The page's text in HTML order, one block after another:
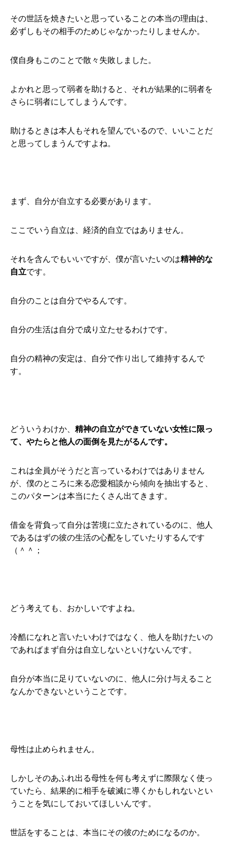
その世話を焼きたいと思っていることの本当の理由は、
必ずしもその相手のためじゃなかったりしませんか。
僕自身もこのことで散々失敗しました。
よかれと思って弱者を助けると、それが結果的に弱者を
さらに弱者にしてしまうんです。
助けるときは本人もそれを望んでいるので、いいことだ
と思ってしまうんですよね。
まず、自分が自立する必要があります。
ここでいう自立は、経済的自立ではありません。
それを含んでもいいですが、僕が言いたいのは精神的な
自立です。
自分のことは自分でやるんです。
自分の生活は自分で成り立たせるわけです。
自分の精神の安定は、自分で作り出して維持するんで
す。
どういうわけか、 精神の自立ができていない女性に限っ
て、やたらと他人の面倒を見たがるんです。
これは全員がそうだと言っているわけではありません
が、僕のところに来る恋愛相談から傾向を抽出すると、
このパターンは本当にたくさん出てきます。
借金を背負って自分は苦境に立たされているのに、他人
であるはずの彼の生活の心配をしていたりするんです
（＾＾；
どう考えても、おかしいですよね。
冷酷になれと言いたいわけではなく、他人を助けたいの
であればまず自分は自立しないといけないんです。
自分が本当に足りていないのに、他人に分け与えること
なんかできないということです。
母性は止められません。
しかしそのあふれ出る母性を何も考えずに際限なく使っ
ていたら、結果的に相手を破滅に導くかもしれないとい
うことを気にしておいてほしいんです。
世話をすることは、本当にその彼のためになるのか。